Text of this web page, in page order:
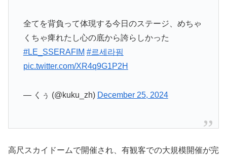
全てを背負って体現する今日のステージ、めちゃ
くちゃ痺れたし心の底から誇らしかった
#LE_SSERAFIM #르세라핌
pic.twitter.com/XR4q9G1P2H
— くぅ (@kuku_zh) December 25, 2024
高尺スカイドームで開催され、有観客での大規模開催が完